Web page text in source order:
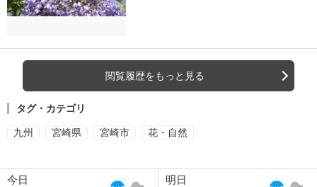
閲覧履歴をもっと見る
タグ・カテゴリ
九州 宮崎県 宮崎市 花・自然
今日 明日